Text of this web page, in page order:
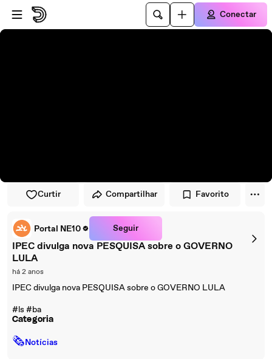
Pular para o player
Ir para o conteúdo principal
Conectar
Curtir Compartilhar Favorito
Portal NE10 Seguir
IPEC divulga nova PESQUISA sobre o GOVERNO
LULA
há 2 anos
IPEC divulga nova PESQUISA sobre o GOVERNO LULA
#ls #ba
Categoria
🗞Notícias